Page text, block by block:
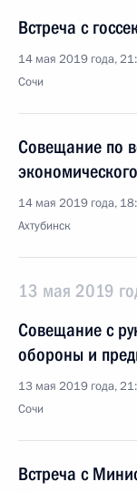
Встреча с
14 мая 2019 года,
Сочи
Совещание по
14 мая 2019 года,
Ахтубинск
13 мая 2019
Совещание с
обороны и
13 мая 2019 года,
Сочи
Встреча с